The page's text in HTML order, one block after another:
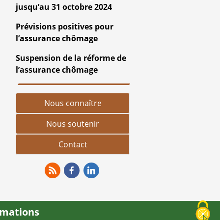
jusqu’au 31 octobre 2024
Prévisions positives pour
l’assurance chômage
Suspension de la réforme de
l’assurance chômage
Nous connaître
Nous soutenir
Contact